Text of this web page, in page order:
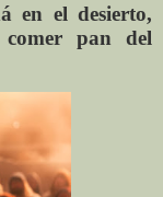
en el desierto,
pan del